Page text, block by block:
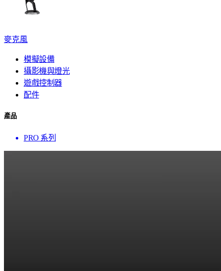
麥克風
模擬設備
攝影機與燈光
遊戲控制器
配件
產品
PRO 系列